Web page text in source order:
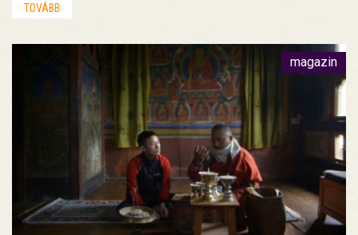
TOVÁBB
magazin